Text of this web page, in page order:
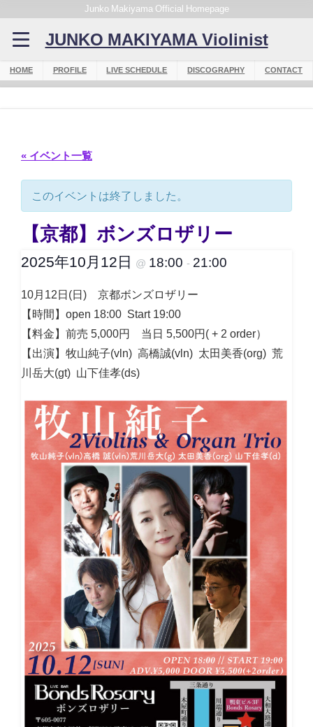
Junko Makiyama Official Homepage
JUNKO MAKIYAMA Violinist
HOME PROFILE LIVE SCHEDULE DISCOGRAPHY CONTACT
« イベント一覧
このイベントは終了しました。
【京都】ボンズロザリー
2025年10月12日 @ 18:00 - 21:00
10月12日(日) 京都ボンズロザリー
【時間】open 18:00 Start 19:00
【料金】前売 5,000円 当日 5,500円( + 2 order）
【出演】牧山純子(vln) 高橋誠(vln) 太田美香(org) 荒
川岳大(gt) 山下佳孝(ds)